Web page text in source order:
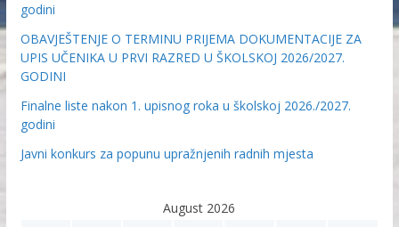
godini
OBAVJEŠTENJE O TERMINU PRIJEMA DOKUMENTACIJE ZA
UPIS UČENIKA U PRVI RAZRED U ŠKOLSKOJ 2026/2027.
GODINI
Finalne liste nakon 1. upisnog roka u školskoj 2026./2027.
godini
Javni konkurs za popunu upražnjenih radnih mjesta
August 2026